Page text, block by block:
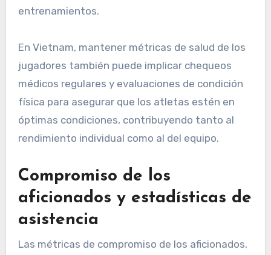
entrenamientos.
En Vietnam, mantener métricas de salud de los
jugadores también puede implicar chequeos
médicos regulares y evaluaciones de condición
física para asegurar que los atletas estén en
óptimas condiciones, contribuyendo tanto al
rendimiento individual como al del equipo.
Compromiso de los
aficionados y estadísticas de
asistencia
Las métricas de compromiso de los aficionados,